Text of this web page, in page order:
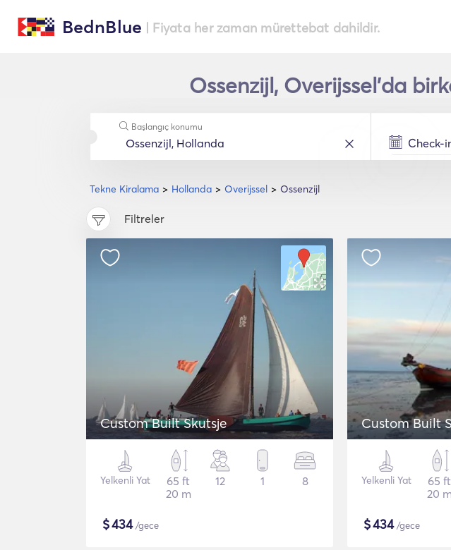
BednBlue | Fiyata her zaman mürettebat dahildir.
Ossenzijl, Overijssel'da
Tekne Kiralama Hollanda Overijssel Ossenzijl
Başlangıç konumu
Filtreler
Custom Built Skutsje
Yelkenli Yat
65 ft
20 m
12 1 8
$434/gece
Custom Built
Yelkenli Yat
65 ft
20 m
$434/gece